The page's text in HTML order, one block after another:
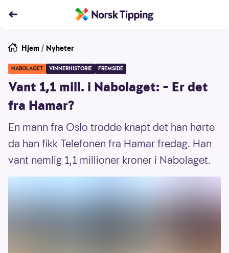
Hjem / Nyheter
NABOLAGET VINNERHISTORIE FREMSIDE
Vant 1,1 mill. i Nabolaget: – Er det
fra Hamar?
En mann fra Oslo trodde knapt det han hørte
da han fikk Telefonen fra Hamar fredag. Han
vant nemlig 1,1 millioner kroner i Nabolaget.